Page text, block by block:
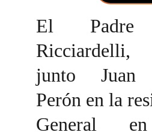
El Padre
Ricciardelli,
junto Juan
Perón en la
General